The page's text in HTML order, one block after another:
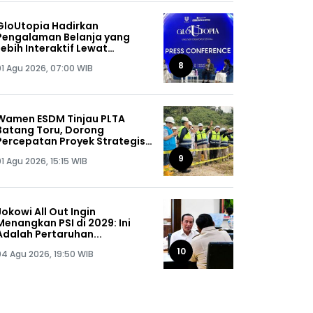
Hadirkan
Belanja yang
Interaktif Lewat
Agu 2026, 07:00 WIB 8
ESDM Tinjau PLTA
Toru, Dorong
Proyek Strategis
Agu 2026, 15:15 WIB 9
All Out Ingin
PSI di 2029: Ini
Pertaruhan...
Agu 2026, 19:50 WIB 10